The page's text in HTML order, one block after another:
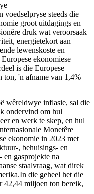
voedselpryse steeds die
groot uitdagings en
druk wat veroorsaak
energietekort aan
lewenskoste en
ekonomiese
is die Europese
ton, 'n afname van 1,4%
wêreldwye inflasie, sal die
ondervind om hul
en werk te skep, en hul
Monetêre
ekonomie in 2023 met
, behuisings- en
en gasprojekte na
staalvraag, wat direk
die geheel het die
42,44 miljoen ton bereik,